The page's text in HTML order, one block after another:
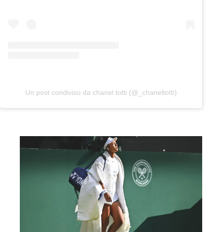
Un post condiviso da chanel totti (@_chaneltotti)